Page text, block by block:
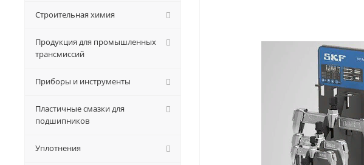
Строительная химия
Продукция для промышленных
трансмиссий
Приборы и инструменты
Пластичные смазки для
подшипников
Уплотнения